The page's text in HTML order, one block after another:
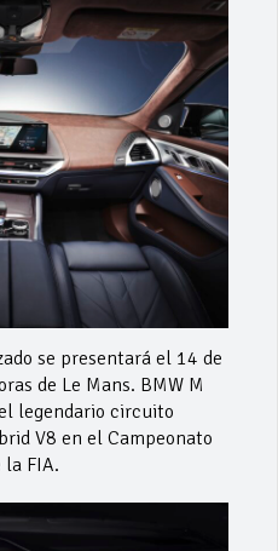
se presentará el 14 de
de Le Mans. BMW M
legendario circuito
V8 en el Campeonato
la FIA.